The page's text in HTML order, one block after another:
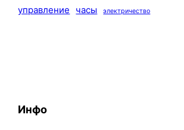
управление часы электричество
Инфо